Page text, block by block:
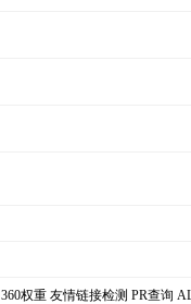
360权重 友情链接检测 PR查询